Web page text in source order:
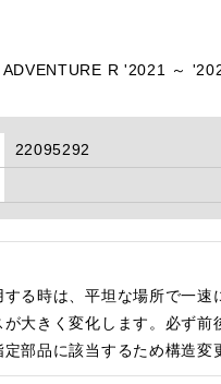
R '2021 ～
22095292
る時は、平坦な場所で一
大きく変化します。必ず前
部品に該当するため構造変